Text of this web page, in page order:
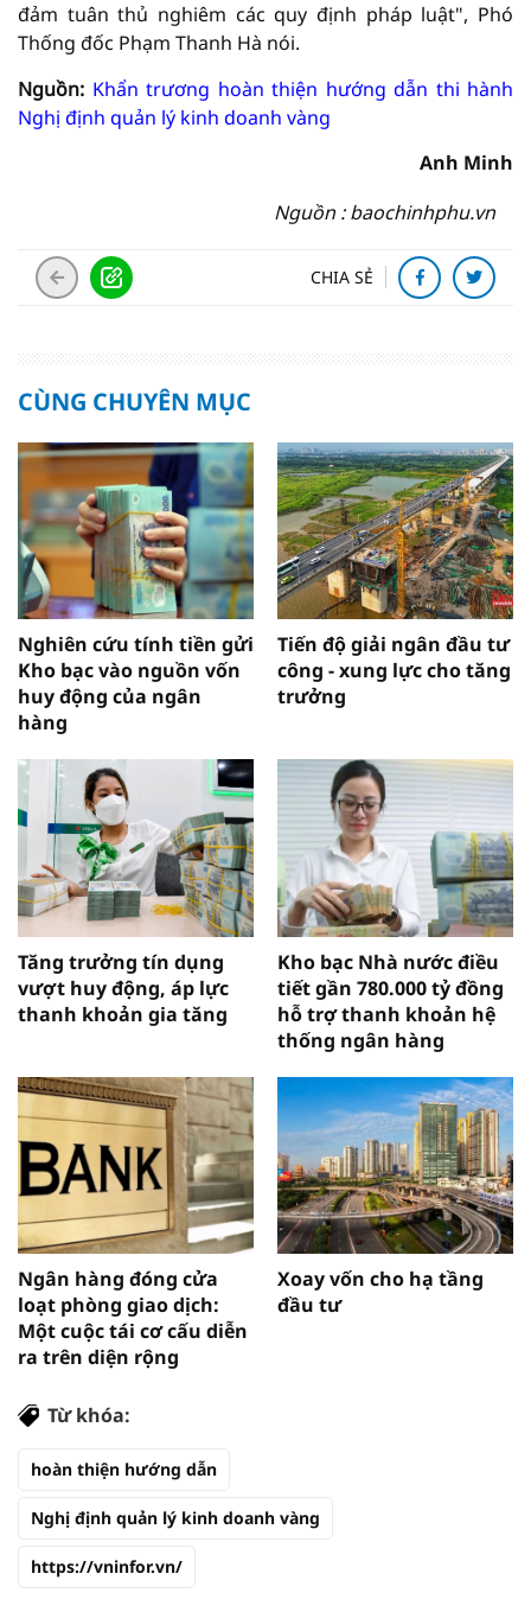
đảm tuân thủ nghiêm các quy định pháp luật", Phó
Thống đốc Phạm Thanh Hà nói.
Nguồn: Khẩn trương hoàn thiện hướng dẫn thi hành
Nghị định quản lý kinh doanh vàng
Anh Minh
Nguồn : baochinhphu.vn
CHIA SẺ
CÙNG CHUYÊN MỤC
Nghiên cứu tính tiền gửi
Kho bạc vào nguồn vốn
huy động của ngân
hàng
Tiến độ giải ngân đầu tư
công - xung lực cho tăng
trưởng
Tăng trưởng tín dụng
vượt huy động, áp lực
thanh khoản gia tăng
Kho bạc Nhà nước điều
tiết gần 780.000 tỷ đồng
hỗ trợ thanh khoản hệ
thống ngân hàng
Ngân hàng đóng cửa
loạt phòng giao dịch:
Một cuộc tái cơ cấu diễn
ra trên diện rộng
Xoay vốn cho hạ tầng
đầu tư
Từ khóa:
hoàn thiện hướng dẫn
Nghị định quản lý kinh doanh vàng
https://vninfor.vn/